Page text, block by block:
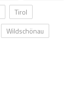
Tirol
Wildschönau